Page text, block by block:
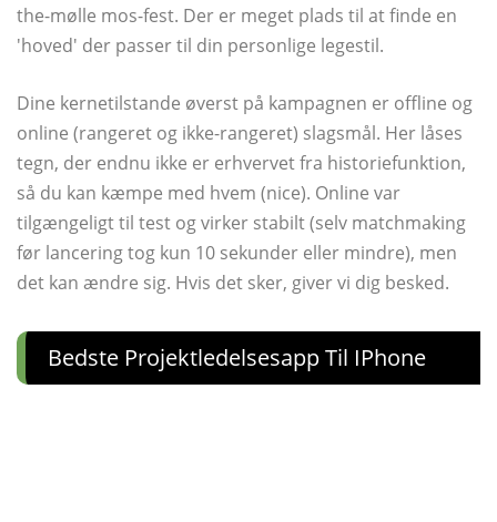
the-mølle mos-fest. Der er meget plads til at finde en
'hoved' der passer til din personlige legestil.
Dine kernetilstande øverst på kampagnen er offline og
online (rangeret og ikke-rangeret) slagsmål. Her låses
tegn, der endnu ikke er erhvervet fra historiefunktion,
så du kan kæmpe med hvem (nice). Online var
tilgængeligt til test og virker stabilt (selv matchmaking
før lancering tog kun 10 sekunder eller mindre), men
det kan ændre sig. Hvis det sker, giver vi dig besked.
Bedste Projektledelsesapp Til IPhone